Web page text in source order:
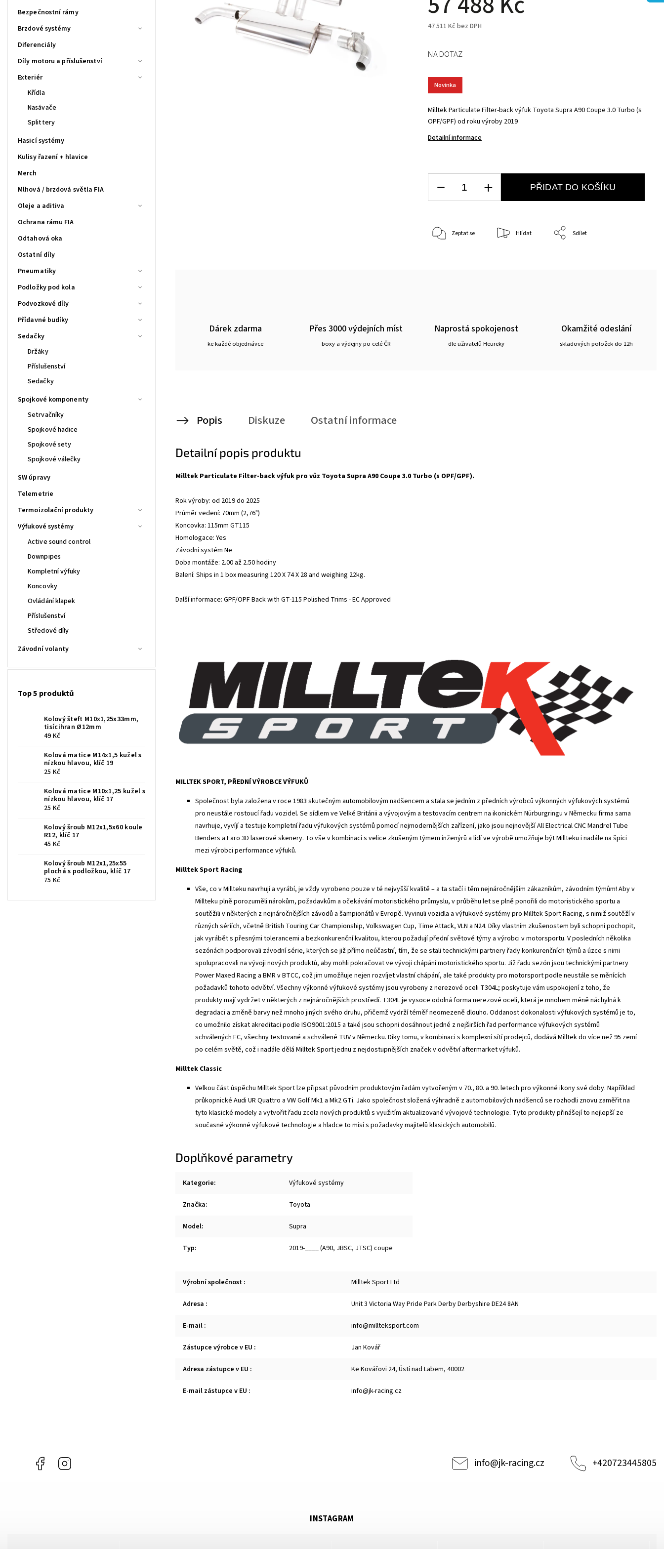
Bezpečnostní rámy
Brzdové systémy
Diferenciály
Díly motoru a příslušenství
Exteriér
Křídla
Nasávače
Splittery
Hasicí systémy
Kulisy řazení + hlavice
Merch
Mlhová / brzdová světla FIA
Oleje a aditiva
Ochrana rámu FIA
Odtahová oka
Ostatní díly
Pneumatiky
Podložky pod kola
Podvozkové díly
Přídavné budíky
Sedačky
Držáky
Příslušenství
Sedačky
Spojkové komponenty
Setrvačníky
Spojkové hadice
Spojkové sety
Spojkové válečky
SW úpravy
Telemetrie
Termoizolační produkty
Výfukové systémy
Active sound control
Downpipes
Kompletní výfuky
Koncovky
Ovládání klapek
Příslušenství
Středové díly
Závodní volanty
Top 5 produktů
Kolový šteft M10x1,25x33mm,
tisícihran Ø12mm
49 Kč
Kolová matice M14x1,5 kužel s
nízkou hlavou, klíč 19
25 Kč
Kolová matice M10x1,25 kužel s
nízkou hlavou, klíč 17
25 Kč
Kolový šroub M12x1,5x60 koule
R12, klíč 17
45 Kč
Kolový šroub M12x1,25x55
plochá s podložkou, klíč 17
75 Kč
47 511 Kč bez DPH
Milltek Particulate Filter-back výfuk Toyota Supra A90 Coupe 3.0 Turbo (s
OPF/GPF) od roku výroby 2019
Detailní informace
Novinka
NA DOTAZ
PŘIDAT DO KOŠÍKU
Zeptat se Hlídat Sdílet
Dárek zdarma
ke každé objednávce
Přes 3000 výdejních míst
boxy a výdejny po celé ČR
Naprostá spokojenost
dle uživatelů Heureky
Okamžité odeslání
skladových položek do 12h
Popis Diskuze Ostatní informace
Detailní popis produktu
Milltek Particulate Filter-back výfuk pro vůz Toyota Supra A90 Coupe 3.0 Turbo (s OPF/GPF).
Rok výroby: od 2019 do 2025
Průměr vedení: 70mm (2,76")
Koncovka: 115mm GT115
Homologace: Yes
Závodní systém Ne
Doba montáže: 2.00 až 2.50 hodiny
Balení: Ships in 1 box measuring 120 X 74 X 28 and weighing 22kg.
Další informace: GPF/OPF Back with GT-115 Polished Trims - EC Approved
MILLTEK SPORT, PŘEDNÍ VÝROBCE VÝFUKŮ
Společnost byla založena v roce 1983 skutečným automobilovým nadšencem a stala se jedním z předních výrobců výkonných výfukových systémů
pro neustále rostoucí řadu vozidel. Se sídlem ve Velké Británii a vývojovým a testovacím centrem na ikonickém Nürburgringu v Německu firma sama
navrhuje, vyvíjí a testuje kompletní řadu výfukových systémů pomocí nejmodernějších zařízení, jako jsou nejnovější All Electrical CNC Mandrel Tube
Benders a Faro 3D laserové skenery. To vše v kombinaci s velice zkušeným týmem inženýrů a lidí ve výrobě umožňuje být Millteku i nadále na špici
mezi výrobci performance výfuků.
Milltek Sport Racing
Vše, co v Millteku navrhují a vyrábí, je vždy vyrobeno pouze v té nejvyšší kvalitě – a ta stačí i těm nejnáročnějším zákazníkům, závodním týmům! Aby v
Millteku plně porozuměli nárokům, požadavkům a očekávání motoristického průmyslu, v průběhu let se plně ponořili do motoristického sportu a
soutěžili v některých z nejnáročnějších závodů a šampionátů v Evropě. Vyvinuli vozidla a výfukové systémy pro Milltek Sport Racing, s nimiž soutěží v
různých sériích, včetně British Touring Car Championship, Volkswagen Cup, Time Attack, VLN a N24. Díky vlastním zkušenostem byli schopni pochopit,
jak vyrábět s přesnými tolerancemi a bezkonkurenční kvalitou, kterou požadují přední světové týmy a výrobci v motorsportu. V posledních několika
sezónách podporovali závodní série, kterých se již přímo neúčastní, tím, že se stali technickými partnery řady konkurenčních týmů a úzce s nimi
spolupracovali na vývoji nových produktů, aby mohli pokračovat ve vývoji chápání motoristického sportu. Již řadu sezón jsou technickými partnery
Power Maxed Racing a BMR v BTCC, což jim umožňuje nejen rozvíjet vlastní chápání, ale také produkty pro motorsport podle neustále se měnících
požadavků tohoto odvětví. Všechny výkonné výfukové systémy jsou vyrobeny z nerezové oceli T304L; poskytuje vám uspokojení z toho, že
produkty mají vydržet v některých z nejnáročnějších prostředí. T304L je vysoce odolná forma nerezové oceli, která je mnohem méně náchylná k
degradaci a změně barvy než mnoho jiných svého druhu, přičemž vydrží téměř neomezeně dlouho. Oddanost dokonalosti výfukových systémů je to,
co umožnilo získat akreditaci podle ISO9001:2015 a také jsou schopni dosáhnout jedné z nejširších řad performance výfukových systémů
schválených EC, všechny testované a schválené TUV v Německu. Díky tomu, v kombinaci s komplexní sítí prodejců, dodává Milltek do více než 95 zemí
po celém světě, což i nadále dělá Milltek Sport jednu z nejdostupnějších značek v odvětví aftermarket výfuků.
Milltek Classic
Velkou část úspěchu Milltek Sport lze připsat původním produktovým řadám vytvořeným v 70., 80. a 90. letech pro výkonné ikony své doby. Například
průkopnické Audi UR Quattro a VW Golf Mk1 a Mk2 GTi. Jako společnost složená výhradně z automobilových nadšenců se rozhodli znovu zaměřit na
tyto klasické modely a vytvořit řadu zcela nových produktů s využitím aktualizované vývojové technologie. Tyto produkty přinášejí to nejlepší ze
současné výkonné výfukové technologie a hladce to mísí s požadavky majitelů klasických automobilů.
Doplňkové parametry
Kategorie: Výfukové systémy
Značka: Toyota
Model: Supra
Typ: 2019-____ (A90, JBSC, JTSC) coupe
Výrobní společnost : Milltek Sport Ltd
Adresa : Unit 3 Victoria Way Pride Park Derby Derbyshire DE24 8AN
E-mail : info@millteksport.com
Zástupce výrobce v EU : Jan Kovář
Adresa zástupce v EU : Ke Kovářovi 24, Ústí nad Labem, 40002
E-mail zástupce v EU : info@jk-racing.cz
Facebook info@jk-racing.cz +420723445805
INSTAGRAM